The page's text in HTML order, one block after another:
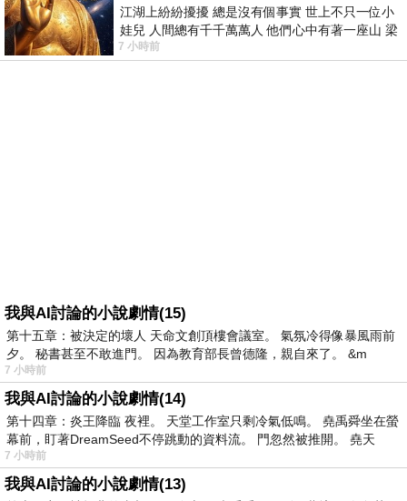
江湖上紛紛擾擾 總是沒有個事實 世上不只一位小
娃兒 人間總有千千萬萬人 他們心中有著一座山 梁
山佛山泰華衡恆嵩 一山之高
7 小時前
我與AI討論的小說劇情(15)
第十五章：被決定的壞人 天命文創頂樓會議室。 氣氛冷得像暴風雨前
夕。 秘書甚至不敢進門。 因為教育部長曾德隆，親自來了。 &m
7 小時前
我與AI討論的小說劇情(14)
第十四章：炎王降臨 夜裡。 天堂工作室只剩冷氣低鳴。 堯禹舜坐在螢
幕前，盯著DreamSeed不停跳動的資料流。 門忽然被推開。 堯天
7 小時前
我與AI討論的小說劇情(13)